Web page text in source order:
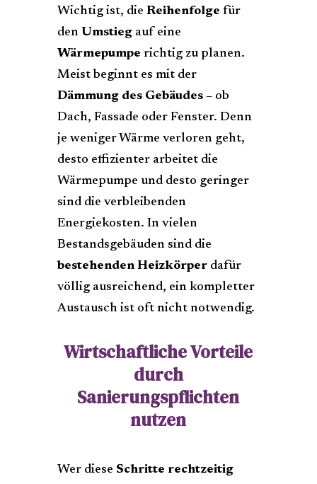
Wichtig ist, die Reihenfolge für
den Umstiegauf eine
Wärmepumpe richtig zu planen.
Meist beginnt es mit der
Dämmung des Gebäudes– ob
Dach, Fassade oder Fenster. Denn
je weniger Wärme verloren geht,
desto effizienter arbeitet die
Wärmepumpe und desto geringer
sind die verbleibenden
Energiekosten. In vielen
Bestandsgebäuden sind die
bestehenden Heizkörperdafür
völlig ausreichend, ein kompletter
Austausch ist oft nicht notwendig.
Wirtschaftliche Vorteile
durch
Sanierungspflichten
nutzen
Wer diese Schritte rechtzeitig